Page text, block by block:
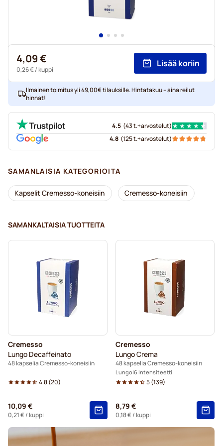
4,09 €
0,26 €/ kuppi
Lisää koriin
Ilmainen toimitus yli 49,00€ tilauksille. Hintatakuu – aina reilut
hinnat!
4.5 (43 t.+arvostelut)
4.8 (125 t.+arvostelut)
SAMANLAISIA KATEGORIOITA
Kapselit Cremesso-koneisiin Cremesso-koneisiin
SAMANKALTAISIA TUOTTEITA
Cremesso
Lungo Decaffeinato
48 kapselia Cremesso-koneisiin
4.8(20)
10,09 €
0,21 €/ kuppi
Cremesso
Lungo Crema
48 kapselia Cremesso-koneisiin
Lungo 6 Intensiteetti
5(139)
8,79 €
0,18 €/ kuppi